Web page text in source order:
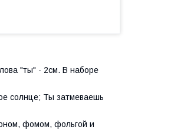
"ты" - 2см. В наборе
солнце; Ты затмеваешь
фомом, фольгой и